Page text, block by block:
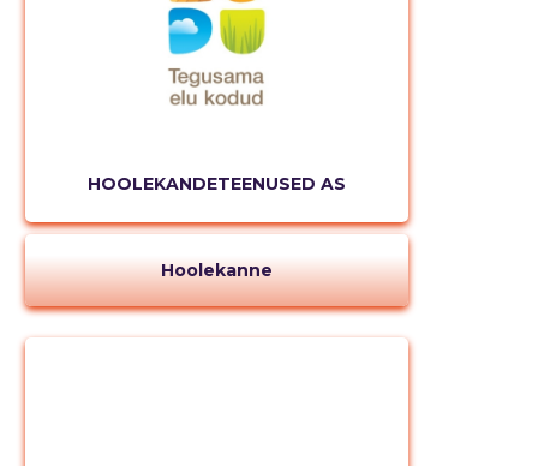
HOOLEKANDETEENUSED AS
Hoolekanne